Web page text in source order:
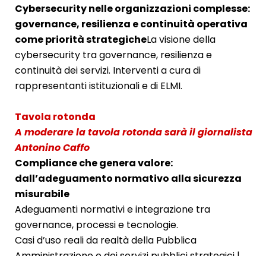
Cybersecurity nelle organizzazioni complesse:
governance, resilienza e continuità operativa
come priorità strategicheLa visione della
cybersecurity tra governance, resilienza e
continuità dei servizi. Interventi a cura di
rappresentanti istituzionali e di ELMI.
Tavola rotonda
A moderare la tavola rotonda sarà il giornalista
Antonino Caffo
Compliance che genera valore:
dall’adeguamento normativo alla sicurezza
misurabile
Adeguamenti normativi e integrazione tra
governance, processi e tecnologie.
Casi d’uso reali da realtà della Pubblica